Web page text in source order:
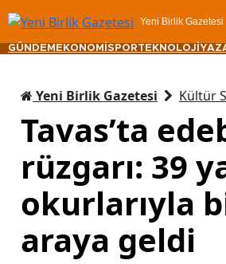
Yeni Birlik Gazetesi
GÜNDEM EKONOMİ SPORTEKNOLOJİ
Yeni Birlik Gazetesi Kültür
Tavas’ta
rüzgarı: 39
okurlarıyla
araya geldi